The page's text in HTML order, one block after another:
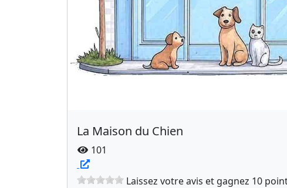
La Maison du Chien
101
Laissez votre avis et gagnez 10